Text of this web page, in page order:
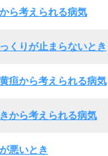
ら考えられる病気
くりが止まらないとき
疸から考えられる病気
から考えられる病気
悪いとき